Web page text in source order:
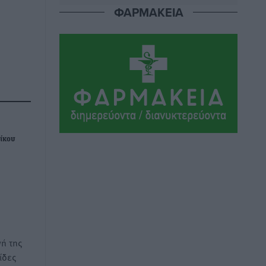
της
βάσανα της προετοιμασίας
πριν 10 ώρες
Εθνικός Αρχίπολης: Μεγάλο βήμα
προόδου η ίδρυση Ακαδημίας
ΦΑΡΜΑΚΕΙΑ